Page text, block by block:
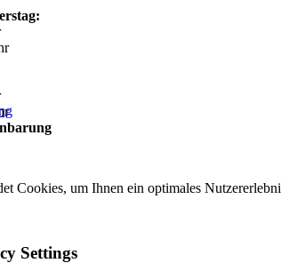
Cookies, um Ihnen ein optimales
Settings